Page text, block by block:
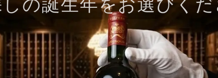
の誕生年をお選びく